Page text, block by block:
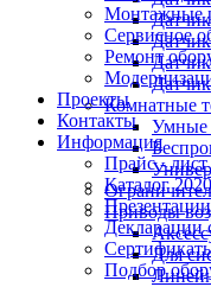
Монтажные
Сервисное
Ремонт
Проекты
Контакты
Информация
Прайс - лист
Каталог
Презентации
Декларации
Подбор
Комнатные
Умные
Приводы
Для